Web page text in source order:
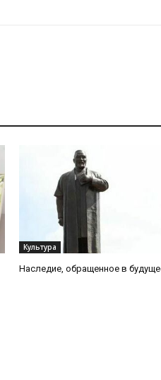
Культура
Наследие, обращенное в